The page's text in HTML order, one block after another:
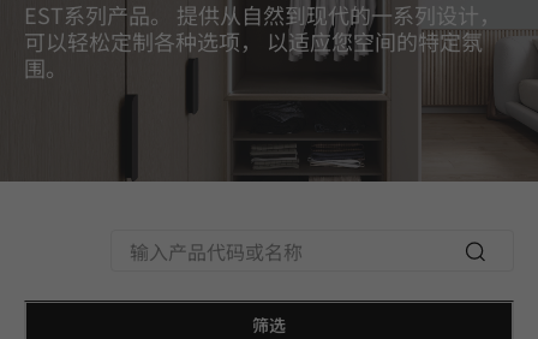
EST系列产品。 提供从自然到现代的一系列设计，
可以轻松定制各种选项， 以适应您空间的特定氛
围。
Searc
h
筛选